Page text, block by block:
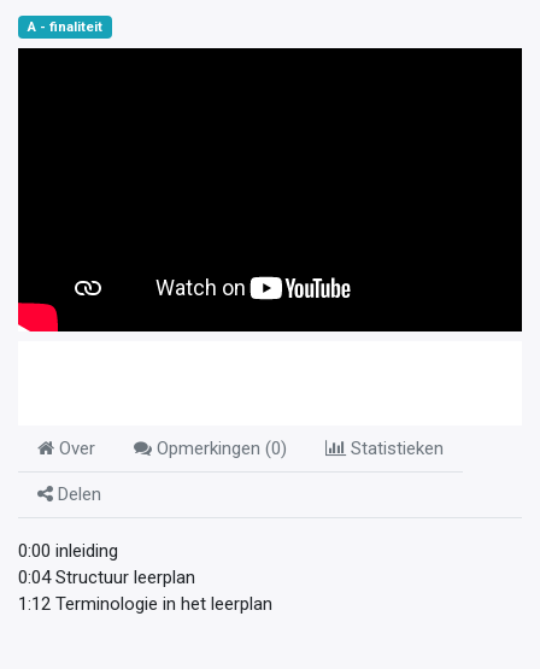
A - finaliteit
Over Opmerkingen (0) Statistieken
Delen
0:00 inleiding
0:04 Structuur leerplan
1:12 Terminologie in het leerplan